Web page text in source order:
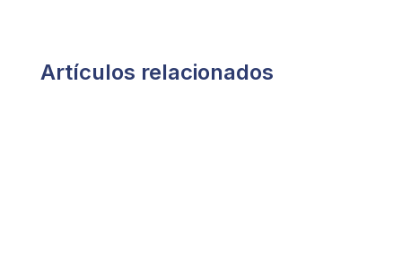
Artículos relacionados